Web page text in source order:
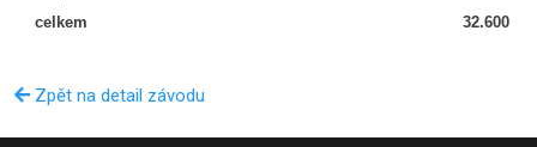
celkem
32.600
Zpět na detail závodu